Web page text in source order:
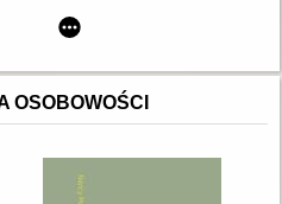
OSOBOWOŚCI